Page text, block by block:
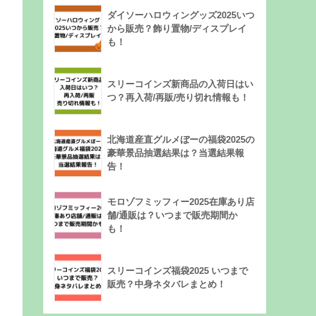
ダイソーハロウィングッズ2025いつ
から販売？飾り置物/ディスプレイ
も！
スリーコインズ新商品の入荷日はい
つ？再入荷/再販/売り切れ情報も！
北海道産直グルメぼーの福袋2025の
豪華景品抽選結果は？当選結果報
告！
モロゾフミッフィー2025在庫あり店
舗/通販は？いつまで販売期間か
も！
スリーコインズ福袋2025 いつまで
販売？中身ネタバレまとめ！